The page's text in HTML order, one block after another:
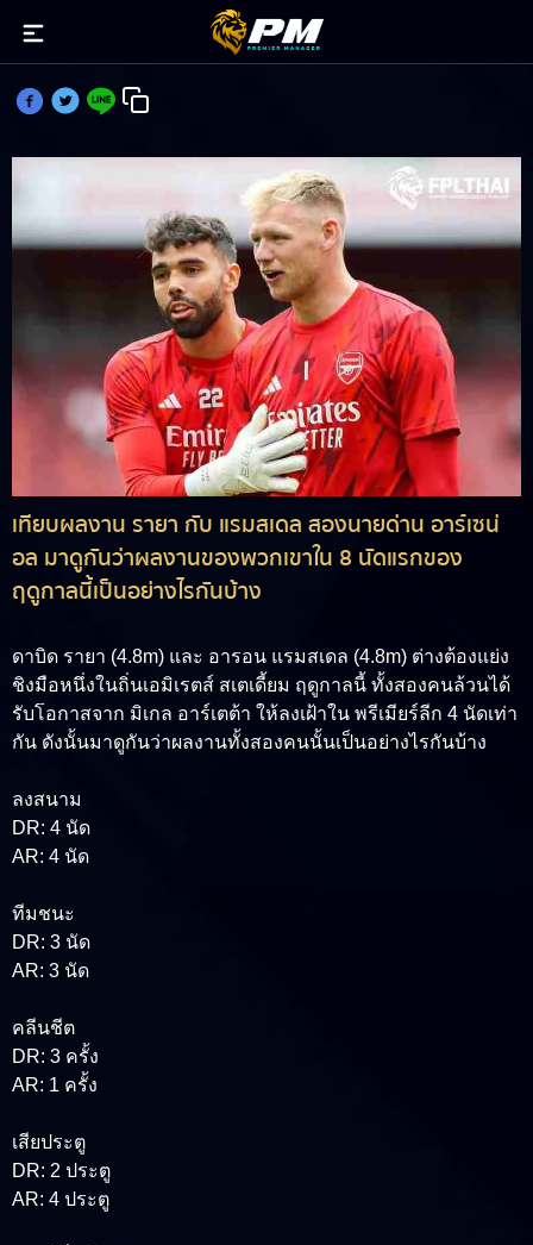
เทียบผลงาน รายา กับ แรมสเดล หลังผ่าน GW8
เทียบผลงาน รายา กับ แรมสเดล สองนายด่าน อาร์เซน่
อล มาดูกันว่าผลงานของพวกเขาใน 8 นัดแรกของ
ฤดูกาลนี้เป็นอย่างไรกันบ้าง
ดาบิด รายา (4.8m) และ อารอน แรมสเดล (4.8m) ต่างต้องแย่ง
ชิงมือหนึ่งในถิ่นเอมิเรตส์ สเตเดี้ยม ฤดูกาลนี้ ทั้งสองคนล้วนได้
รับโอกาสจาก มิเกล อาร์เตต้า ให้ลงเฝ้าใน พรีเมียร์ลีก 4 นัดเท่า
กัน ดังนั้นมาดูกันว่าผลงานทั้งสองคนนั้นเป็นอย่างไรกันบ้าง
ลงสนาม
DR: 4 นัด
AR: 4 นัด
ทีมชนะ
DR: 3 นัด
AR: 3 นัด
คลีนชีต
DR: 3 ครั้ง
AR: 1 ครั้ง
เสียประตู
DR: 2 ประตู
AR: 4 ประตู